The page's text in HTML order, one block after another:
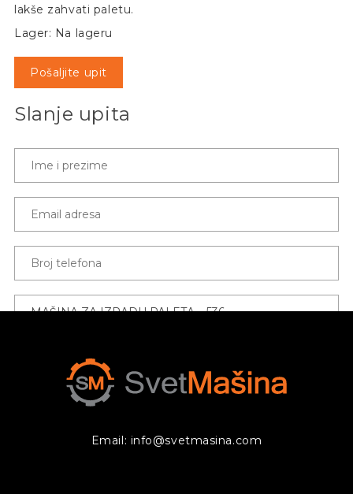
lakše zahvati paletu.
Lager: Na lageru
Pošaljite upit
Slanje upita
Email: info@svetmasina.com